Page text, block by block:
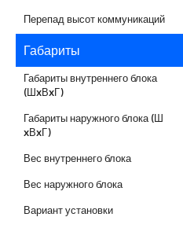
Перепад высот коммуникаций
Габариты
Габариты внутреннего блока
(ШxВxГ)
Габариты наружного блока (Ш
xВxГ)
Вес внутреннего блока
Вес наружного блока
Вариант установки